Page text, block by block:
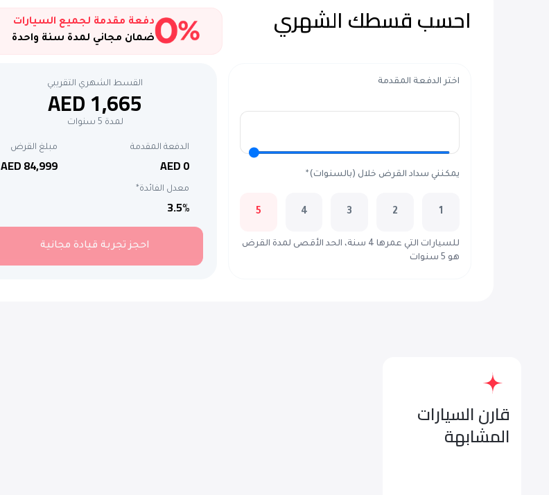
احسب قسطك الشهري
دفعة مقدمة لجميع السيارات
ضمان مجاني لمدة سنة واحدة
اختر الدفعة المقدمة
يمكنني سداد القرض خلال (بالسنوات)*
1
2
3
4
5
للسيارات التي عمرها 4 سنة، الحد الأقصى لمدة القرض
هو 5 سنوات
القسط الشهري التقريبي
AED 1,665
لمدة 5 سنوات
الدفعة المقدمة
AED 0
مبلغ القرض
AED 84,999
معدل الفائدة*
3.5%
احجز تجربة قيادة مجانية
قارن السيارات
المشابهة